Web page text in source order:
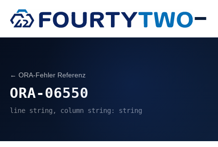
← ORA-Fehler Referenz
ORA-06550
line string, column string: string